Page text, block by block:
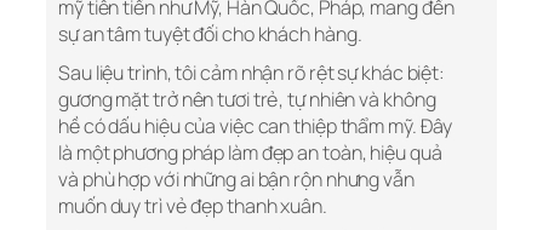
mỹ tiên tiến như Mỹ, Hàn Quốc, Pháp, mang đến
sự an tâm tuyệt đối cho khách hàng.
Sau liệu trình, tôi cảm nhận rõ rệt sự khác biệt:
gương mặt trở nên tươi trẻ, tự nhiên và không
hề có dấu hiệu của việc can thiệp thẩm mỹ. Đây
là một phương pháp làm đẹp an toàn, hiệu quả
và phù hợp với những ai bận rộn nhưng vẫn
muốn duy trì vẻ đẹp thanh xuân.